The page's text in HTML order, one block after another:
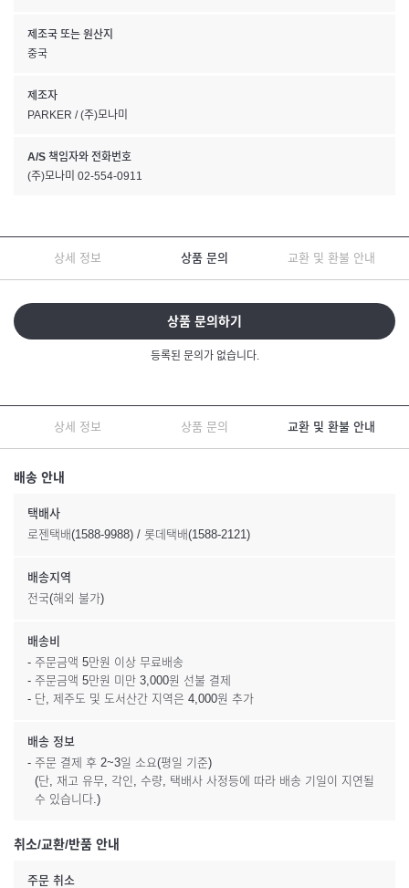
제조국 또는 원산지
중국
제조자
PARKER / (주)모나미
A/S 책임자와 전화번호
(주)모나미 02-554-0911
상세 정보 상품 문의 교환 및 환불 안내
상품 문의하기
등록된 문의가 없습니다.
상세 정보 상품 문의 교환 및 환불 안내
배송 안내
택배사
로젠택배(1588-9988) / 롯데택배(1588-2121)
배송지역
전국(해외 불가)
배송비
- 주문금액 5만원 이상 무료배송
- 주문금액 5만원 미만 3,000원 선불 결제
- 단, 제주도 및 도서산간 지역은 4,000원 추가
배송 정보
- 주문 결제 후 2~3일 소요(평일 기준)
(단, 재고 유무, 각인, 수량, 택배사 사정등에 따라 배송 기일이 지연될
수 있습니다.)
취소/교환/반품 안내
주문 취소